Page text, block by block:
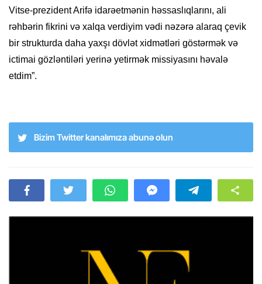
Vitse-prezident Arifə idarəetmənin həssaslıqlarını, ali
rəhbərin fikrini və xalqa verdiyim vədi nəzərə alaraq çevik
bir strukturda daha yaxşı dövlət xidmətləri göstərmək və
ictimai gözləntiləri yerinə yetirmək missiyasını həvalə
etdim”.
Bizim Twitter kanalımıza abunə olun